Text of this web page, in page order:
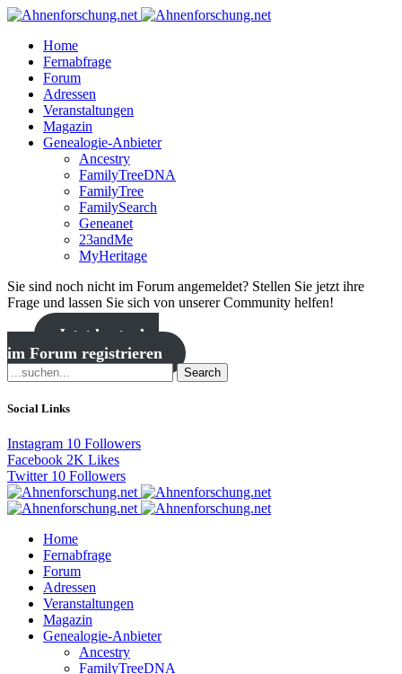
Home
Fernabfrage
Forum
Adressen
Veranstaltungen
Magazin
Genealogie-Anbieter
Ancestry
FamilyTreeDNA
FamilyTree
FamilySearch
Geneanet
23andMe
MyHeritage
Sie sind noch nicht im Forum angemeldet? Stellen Sie jetzt ihre
Frage und lassen Sie sich von unserer Community helfen!
Jetzt kostenlos
im Forum registrieren
Search
Social Links
Instagram 10 Followers
Facebook 2K Likes
Twitter 10 Followers
Home
Fernabfrage
Forum
Adressen
Veranstaltungen
Magazin
Genealogie-Anbieter
Ancestry
FamilyTreeDNA